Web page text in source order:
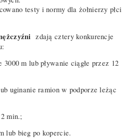
testy i normy dla żołnierzy płci
zdają cztery konkurencje
3000 m lub pływanie ciągłe przez 12
uginanie ramion w podporze leżąc
min.;
lub bieg po kopercie.